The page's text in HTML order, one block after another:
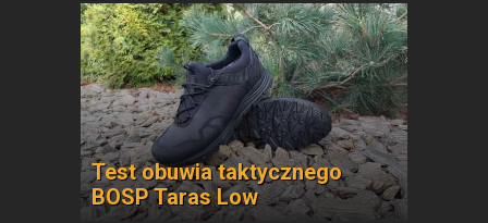
Test obuwia taktycznego
BOSP Taras Low